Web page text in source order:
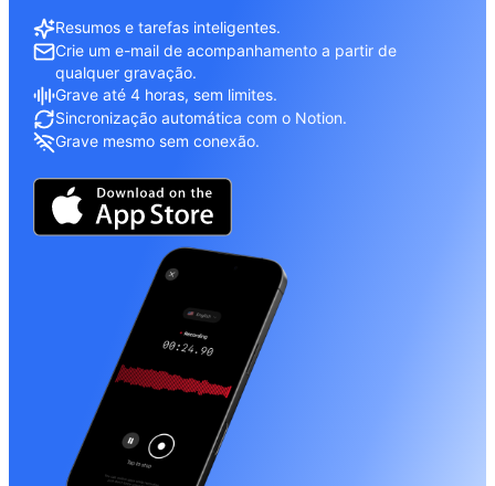
Resumos e tarefas inteligentes.
Crie um e-mail de acompanhamento a partir de
qualquer gravação.
Grave até 4 horas, sem limites.
Sincronização automática com o Notion.
Grave mesmo sem conexão.